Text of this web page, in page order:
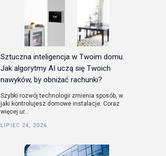
Sztuczna inteligencja w Twoim domu.
Jak algorytmy AI uczą się Twoich
nawyków, by obniżać rachunki?
Szybki rozwój technologii zmienia sposób, w
jaki kontrolujesz domowe instalacje. Coraz
więcej ur...
LIPIEC 24, 2026